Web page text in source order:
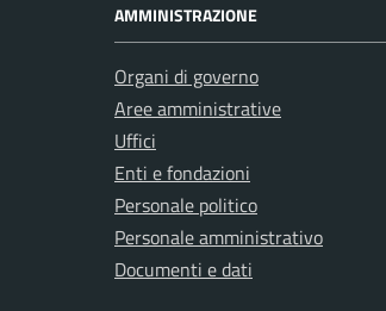
AMMINISTRAZIONE
Organi di governo
Aree amministrative
Uffici
Enti e fondazioni
Personale politico
Personale amministrativo
Documenti e dati